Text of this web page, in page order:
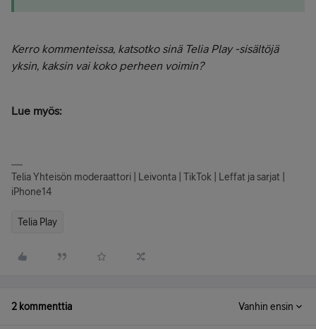
Kerro kommenteissa, katsotko sinä Telia Play -sisältöjä
yksin, kaksin vai koko perheen voimin?
Lue myös:
Telia Yhteisön moderaattori | Leivonta | TikTok | Leffat ja sarjat |
iPhone14
Telia Play
2 kommenttia Vanhin ensin